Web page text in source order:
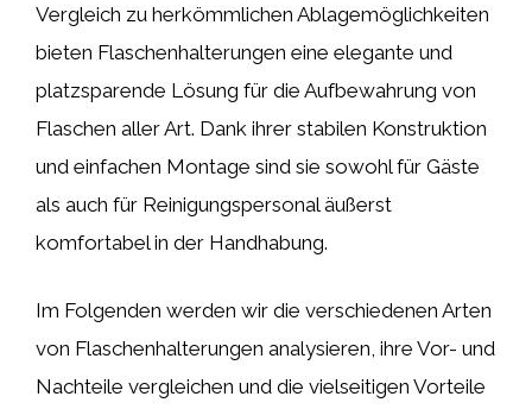
Vergleich zu herkömmlichen Ablagemöglichkeiten
bieten Flaschenhalterungen eine elegante und
platzsparende Lösung für die Aufbewahrung von
Flaschen aller Art. Dank ihrer stabilen Konstruktion
und einfachen Montage sind sie sowohl für Gäste
als auch für Reinigungspersonal äußerst
komfortabel in der Handhabung.
Im Folgenden werden wir die verschiedenen Arten
von Flaschenhalterungen analysieren, ihre Vor- und
Nachteile vergleichen und die vielseitigen Vorteile